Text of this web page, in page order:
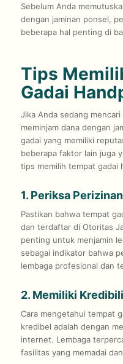
Sebelum Anda
dengan jaminan ponsel,
beberapa hal penting di
Tips
Gadai
Jika Anda sedang
meminjam dana dengan
gadai yang memiliki
beberapa faktor lain juga
tips memilih tempat gadai
1. Periksa
Pastikan bahwa tempat
dan terdaftar di Otoritas
penting untuk menjamin
sebagai indikator bahwa
lembaga profesional dan
2. Memiliki
Cara mengetahui tempat
kredibel adalah dengan
internet. Lembaga
fasilitas yang memadai